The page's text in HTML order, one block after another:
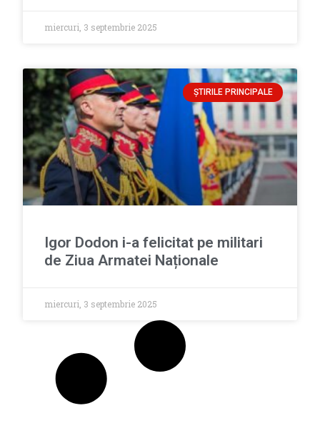
miercuri, 3 septembrie 2025
ȘTIRILE PRINCIPALE
Igor Dodon i-a felicitat pe militari
de Ziua Armatei Naționale
miercuri, 3 septembrie 2025